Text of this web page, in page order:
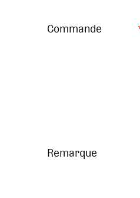
Commande
Remarque